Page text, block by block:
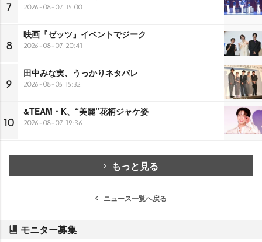
7 2026-08-07 15:00
8
映画『ゼッツ』イベントでジーク
2026-08-07 20:41
9
田中みな実、うっかりネタバレ
2026-08-05 15:32
10
&TEAM・K、“美麗”花柄ジャケ姿
2026-08-07 19:36
もっと見る
ニュース一覧へ戻る
モニター募集